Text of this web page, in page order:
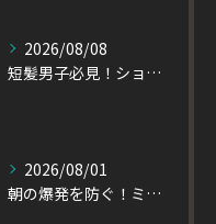
2026/08/08
短髪男子必見！ショートに似合うメンズパーマの種類を徹底解説
2026/08/01
朝の爆発を防ぐ！ミディアムヘアのメンズがパーマをかけるべき理由